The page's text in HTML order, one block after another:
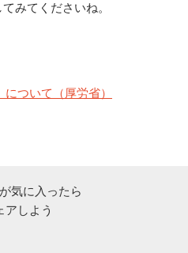
みてくださいね。
ついて（厚労省）
気に入ったら
アしよう